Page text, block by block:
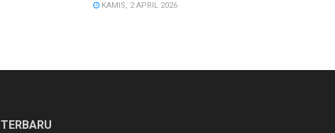
KAMIS, 2 APRIL 2026
TERBARU